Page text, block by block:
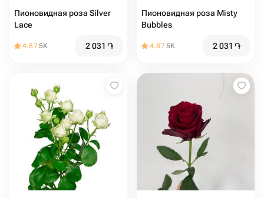
Пионовидная роза Silver
Lace
4.875K 2 031 ֏
Пионовидная роза Misty
Bubbles
4.875K 2 031 ֏